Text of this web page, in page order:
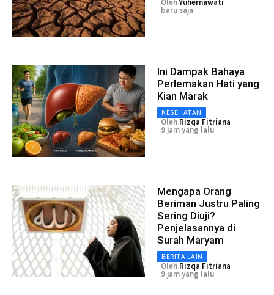
OlehYuhernawati
baru saja
Ini Dampak Bahaya
Perlemakan Hati yang
Kian Marak
KESEHATAN
Oleh Rizqa Fitriana
9 jam yang lalu
Mengapa Orang
Beriman Justru Paling
Sering Diuji?
Penjelasannya di
Surah Maryam
BERITA LAIN
Oleh Rizqa Fitriana
9 jam yang lalu